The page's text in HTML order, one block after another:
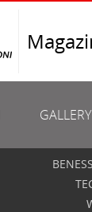
GALLERY